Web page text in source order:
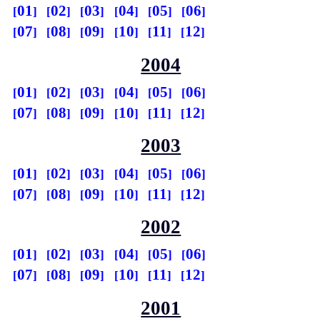
01 02 03 04 05
06
07
08 09 10 11 12
2004
01 02 03 04 05
06
07
08 09 10 11 12
2003
01 02 03 04 05
06
07
08 09 10 11 12
2002
01 02 03 04 05
06
07
08 09 10 11 12
2001